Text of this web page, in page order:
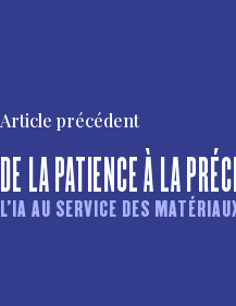
Article précédent
DE LA PATIENCE À LA
L’IA AU SERVICE DES